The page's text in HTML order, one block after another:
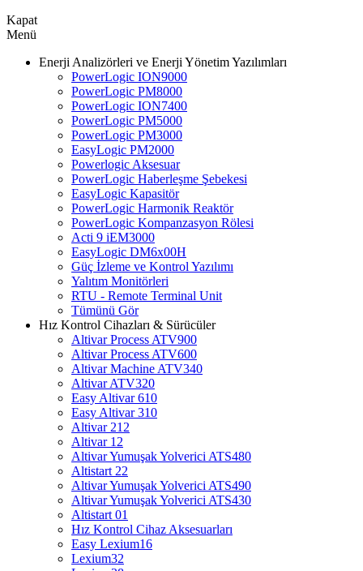
Kapat
Menü
Enerji Analizörleri ve Enerji Yönetim Yazılımları
PowerLogic ION9000
PowerLogic PM8000
PowerLogic ION7400
PowerLogic PM5000
PowerLogic PM3000
EasyLogic PM2000
Powerlogic Aksesuar
PowerLogic Haberleşme Şebekesi
EasyLogic Kapasitör
PowerLogic Harmonik Reaktör
PowerLogic Kompanzasyon Rölesi
Acti 9 iEM3000
EasyLogic DM6x00H
Güç İzleme ve Kontrol Yazılımı
Yalıtım Monitörleri
RTU - Remote Terminal Unit
Tümünü Gör
Hız Kontrol Cihazları & Sürücüler
Altivar Process ATV900
Altivar Process ATV600
Altivar Machine ATV340
Altivar ATV320
Easy Altivar 610
Easy Altivar 310
Altivar 212
Altivar 12
Altivar Yumuşak Yolverici ATS480
Altistart 22
Altivar Yumuşak Yolverici ATS490
Altivar Yumuşak Yolverici ATS430
Altistart 01
Hız Kontrol Cihaz Aksesuarları
Easy Lexium16
Lexium32